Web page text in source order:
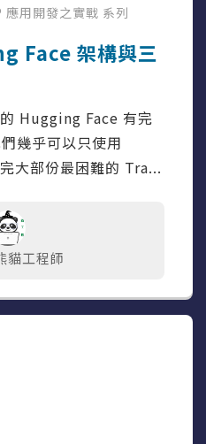
用開發之實戰 系列
Face 架構與三
Hugging Face 有完
幾乎可以只使用
大部份最困難的 Tra...
貓工程師